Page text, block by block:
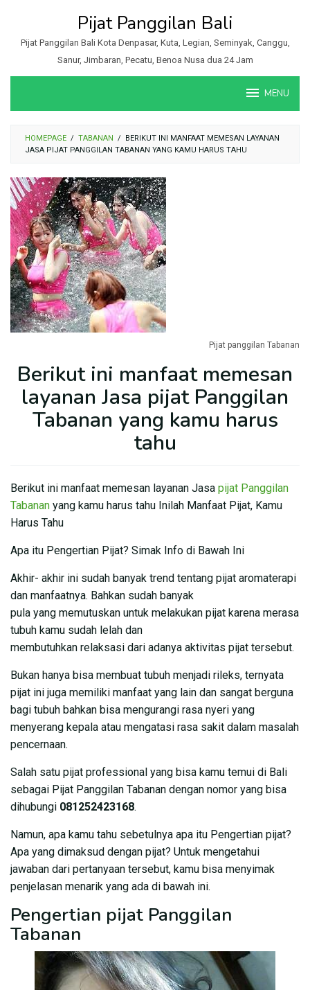
konten
Pijat Panggilan Bali
Pijat Panggilan Bali Kota Denpasar, Kuta, Legian, Seminyak, Canggu,
Sanur, Jimbaran, Pecatu, Benoa Nusa dua 24 Jam
MENU
HOMEPAGE / TABANAN /
BERIKUT INI MANFAAT MEMESAN LAYANAN
JASA PIJAT PANGGILAN TABANAN YANG KAMU HARUS TAHU
Pijat panggilan Tabanan
Berikut ini manfaat memesan
layanan Jasa pijat Panggilan
Tabanan yang kamu harus
tahu
Berikut ini manfaat memesan layanan Jasa pijat Panggilan
Tabanan yang kamu harus tahu Inilah Manfaat Pijat, Kamu
Harus Tahu
Apa itu Pengertian Pijat? Simak Info di Bawah Ini
Akhir- akhir ini sudah banyak trend tentang pijat aromaterapi
dan manfaatnya. Bahkan sudah banyak
pula yang memutuskan untuk melakukan pijat karena merasa
tubuh kamu sudah lelah dan
membutuhkan relaksasi dari adanya aktivitas pijat tersebut.
Bukan hanya bisa membuat tubuh menjadi rileks, ternyata
pijat ini juga memiliki manfaat yang lain dan sangat berguna
bagi tubuh bahkan bisa mengurangi rasa nyeri yang
menyerang kepala atau mengatasi rasa sakit dalam masalah
pencernaan.
Salah satu pijat professional yang bisa kamu temui di Bali
sebagai Pijat Panggilan Tabanan dengan nomor yang bisa
dihubungi 081252423168.
Namun, apa kamu tahu sebetulnya apa itu Pengertian pijat?
Apa yang dimaksud dengan pijat? Untuk mengetahui
jawaban dari pertanyaan tersebut, kamu bisa menyimak
penjelasan menarik yang ada di bawah ini.
Pengertian pijat Panggilan
Tabanan